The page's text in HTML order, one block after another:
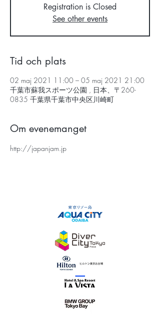
Registration is Closed
See other events
Tid och plats
02 maj 2021 11:00 – 05 maj 2021 21:00
千葉市蘇我スポーツ公園 , 日本、〒260-
0835 千葉県千葉市中央区川崎町
Om evenemanget
http://japanjam.jp